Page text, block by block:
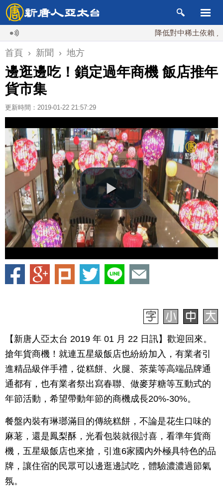
降低對中稀土依賴 川普宣
首頁 › 新聞 › 地方
邊逛邊吃！鎖定過年商機 飯店推年
貨市集
更新時間：2019-01-22 21:57:29
【新唐人亞太台 2019 年 01 月 22 日訊】歡迎回來。
搶年貨商機！就連五星級飯店也紛紛加入，有業者引
進精品級伴手禮，從糕餅、火腿、茶葉等高端品牌通
通都有，也有業者祭出寫春聯、做麥芽糖等互動式的
年節活動，希望帶動年節的商機成長20%-30%。
餐盤內裝有琳瑯滿目的傳統糕餅，不論是花生口味的
麻荖，還是鳳梨酥，光看包裝就很討喜，看準年貨商
機，五星級飯店也來搶，引進6家國內外極具特色的品
牌，讓住宿的民眾可以邊逛邊試吃，體驗濃濃過節氣
氛。